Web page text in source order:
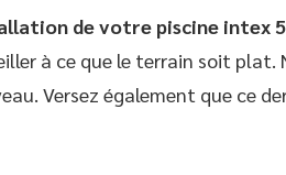
de votre piscine intex
à ce que le terrain soit plat.
Versez également que ce